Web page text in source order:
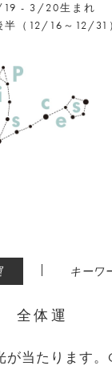
- 3/20生まれ
半（12/16～12/31
| キーワ
全体運
当たります。